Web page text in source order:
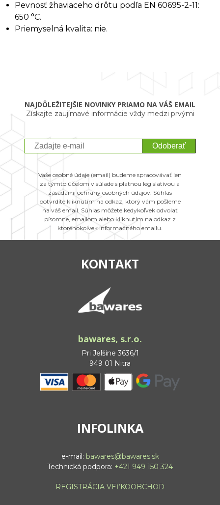
Pevnosť žhaviaceho drôtu podľa EN 60695-2-11:
650 °C.
Priemyselná kvalita: nie.
NAJDÔLEŽITEJŠIE NOVINKY PRIAMO NA VÁŠ EMAIL
Získajte zaujímavé informácie vždy medzi prvými
Odoberať
Vaše osobné údaje (email) budeme spracovávať len
za týmto účelom v súlade s platnou legislatívou a
zásadami ochrany osobných údajov. Súhlas
potvrdíte kliknutím na odkaz, ktorý vám pošleme
na váš email. Súhlas môžete kedykoľvek odvolať
písomne, emailom alebo kliknutím na odkaz z
ktoréhokoľvek informačného emailu.
KONTAKT
bawares, s.r.o.
Pri Jelšine 3636/1
949 01 Nitra
INFOLINKA
e-mail: bawares@bawares.sk
Technická podpora: +421 949 150 324
REGISTRÁCIA VEĽKOOBCHOD